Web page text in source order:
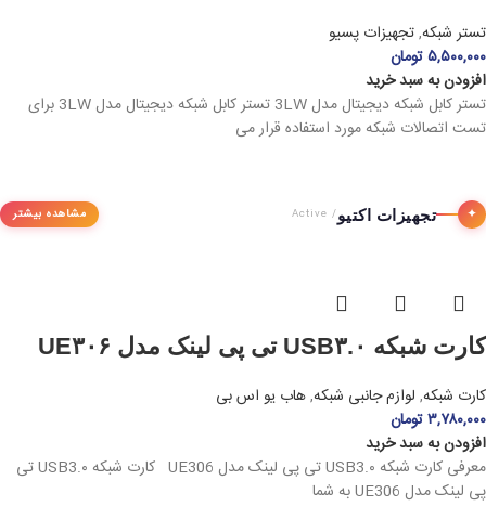
تستر شبکه,تجهیزات پسیو
۵,۵۰۰,۰۰۰تومان
افزودن به سبد خرید
تستر کابل شبکه دیجیتال مدل 3LW تستر کابل شبکه دیجیتال مدل 3LW برای
تست اتصالات شبکه مورد استفاده قرار می
✦ تجهیزات اکتیو/ Active مشاهده بیشتر
کارت شبکه USB۳.۰ تی پی لینک مدل UE۳۰۶
کارت شبکه, لوازم جانبی شبکه,هاب یو اس بی
۳,۷۸۰,۰۰۰تومان
افزودن به سبد خرید
معرفی کارت شبکه USB3.۰ تی پی لینک مدل UE306 کارت شبکه USB3.۰ تی
پی لینک مدل UE306 به شما